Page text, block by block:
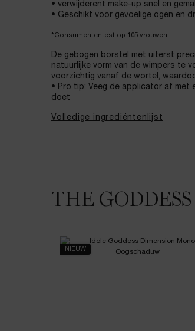
• verwijderent make-up snel en
• Geschikt voor gevoelige ogen en
*Consumententest op 105 vrouwen
De gebogen borstel met uiterst
natuurlijke vorm van de wimpers te
voorzichtig vanaf de wortel,
• Pro tip: Veeg de applicator af met
doet
Volledige ingrediëntenlijst
PDP Routine SectionTHE
NIEUW